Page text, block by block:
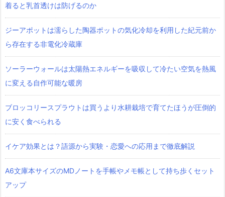
着ると乳首透けは防げるのか
ジーアポットは濡らした陶器ポットの気化冷却を利用した紀元前か
ら存在する非電化冷蔵庫
ソーラーウォールは太陽熱エネルギーを吸収して冷たい空気を熱風
に変える自作可能な暖房
ブロッコリースプラウトは買うより水耕栽培で育てたほうが圧倒的
に安く食べられる
イケア効果とは？語源から実験・恋愛への応用まで徹底解説
A6文庫本サイズのMDノートを手帳やメモ帳として持ち歩くセット
アップ